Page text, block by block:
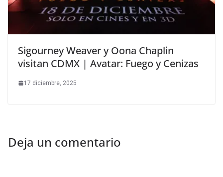
Sigourney Weaver y Oona Chaplin
visitan CDMX | Avatar: Fuego y Cenizas
17 diciembre, 2025
Deja un comentario